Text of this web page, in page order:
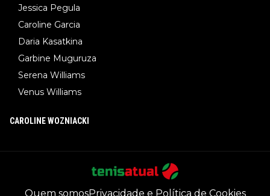
Jessica Pegula
Caroline Garcia
Daria Kasatkina
Garbine Muguruza
Serena Williams
Venus Williams
CAROLINE WOZNIACKI
Quem somosPrivacidade e Política de Cookies